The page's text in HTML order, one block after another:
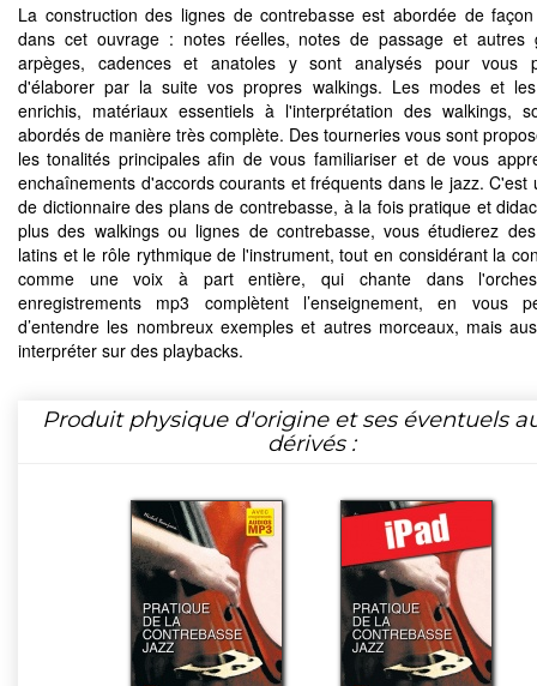
La construction des lignes de contrebasse est abordée de
dans cet ouvrage : notes réelles, notes de passage et autres
arpèges, cadences et anatoles y sont analysés pour vous
d'élaborer par la suite vos propres walkings. Les modes et
enrichis, matériaux essentiels à l'interprétation des walkings,
abordés de manière très complète. Des tourneries vous sont
les tonalités principales afin de vous familiariser et de vous
enchaînements d'accords courants et fréquents dans le jazz. C'est
de dictionnaire des plans de contrebasse, à la fois pratique et
plus des walkings ou lignes de contrebasse, vous étudierez
latins et le rôle rythmique de l'instrument, tout en considérant la
comme une voix à part entière, qui chante dans
enregistrements mp3 complètent l’enseignement, en vous
d’entendre les nombreux exemples et autres morceaux, mais
interpréter sur des playbacks.
Produit physique d'origine et ses éventuels
dérivés :